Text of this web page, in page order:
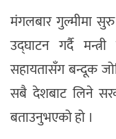
मंगलबार गुल्मीमा
उद्घाटन गर्दै
सहायतासँग बन्दूक
सबै देशबाट लिने
बताउनुभएको हो ।